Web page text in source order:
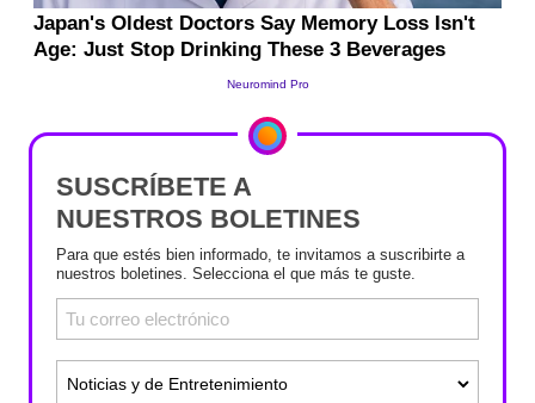
SUSCRÍBETE A
NUESTROS BOLETINES
Para que estés bien informado, te invitamos a suscribirte a
nuestros boletines. Selecciona el que más te guste.